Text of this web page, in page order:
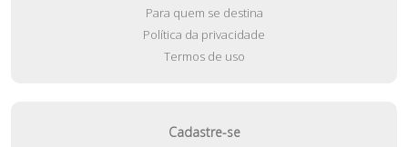
Para quem se destina
Política da privacidade
Termos de uso
Cadastre-se